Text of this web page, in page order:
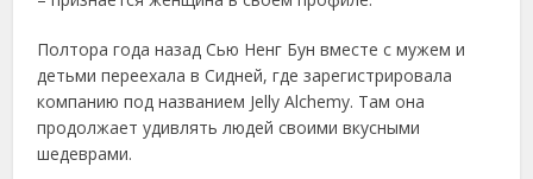
Полтора года назад Сью Ненг Бун вместе с мужем и
детьми переехала в Сидней, где зарегистрировала
компанию под названием Jelly Alchemy. Там она
продолжает удивлять людей своими вкусными
шедеврами.